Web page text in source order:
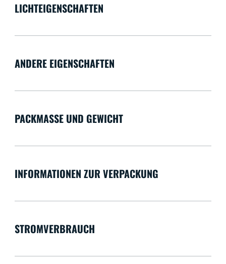
LICHTEIGENSCHAFTEN
ANDERE EIGENSCHAFTEN
PACKMASSE UND GEWICHT
INFORMATIONEN ZUR VERPACKUNG
STROMVERBRAUCH